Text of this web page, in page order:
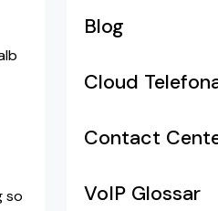
so
Blog
Cloud
Contact
VoIP Glossar